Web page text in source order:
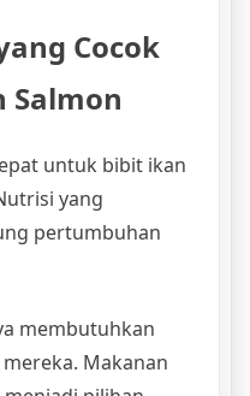
Cocok
untuk bibit ikan
yang
pertumbuhan
membutuhkan
Makanan